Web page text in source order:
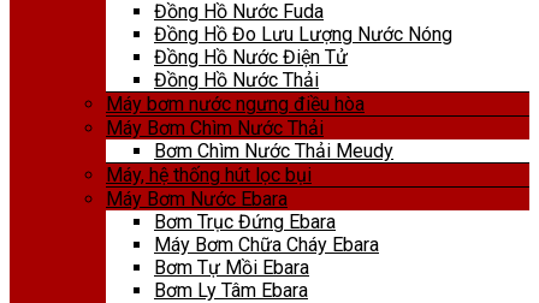
Đồng Hồ Nước Fuda
Đồng Hồ Đo Lưu Lượng Nước Nóng
Đồng Hồ Nước Điện Tử
Đồng Hồ Nước Thải
Máy bơm nước ngưng điều hòa
Máy Bơm Chìm Nước Thải
Bơm Chìm Nước Thải Meudy
Máy, hệ thống hút lọc bụi
Máy Bơm Nước Ebara
Bơm Trục Đứng Ebara
Máy Bơm Chữa Cháy Ebara
Bơm Tự Mồi Ebara
Bơm Ly Tâm Ebara